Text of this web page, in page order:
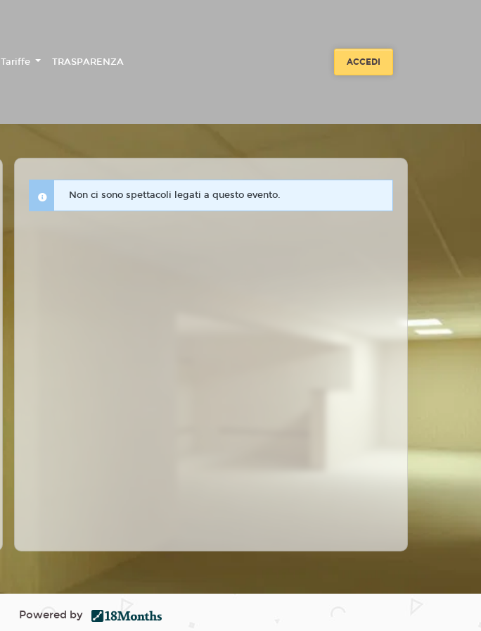
Tariffe TRASPARENZA ACCEDI
Non ci sono spettacoli legati a questo evento.
Powered by